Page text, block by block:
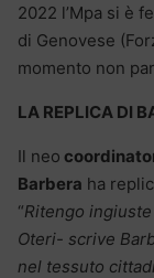
2022 l’Mpa si è
di Genovese
momento non
LA REPLICA DI
Il neo
Barbera ha
“Ritengo
Oteri- scrive
nel tessuto